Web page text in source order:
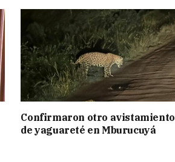
Confirmaron otro avistamiento
de yaguareté en Mburucuyá